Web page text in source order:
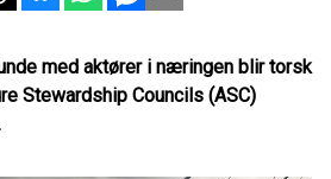
med aktører i næringen blir torsk
Stewardship Councils (ASC)